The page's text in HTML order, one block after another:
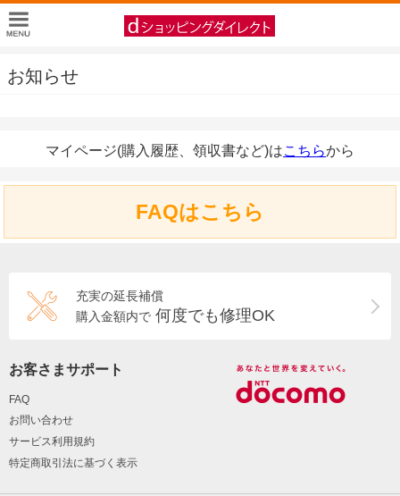
お知らせ
マイページ(購入履歴、領収書など)はこちらから
FAQはこちら
充実の延長補償
購入金額内で 何度でも修理OK
お客さまサポート
FAQ
お問い合わせ
サービス利用規約
特定商取引法に基づく表示